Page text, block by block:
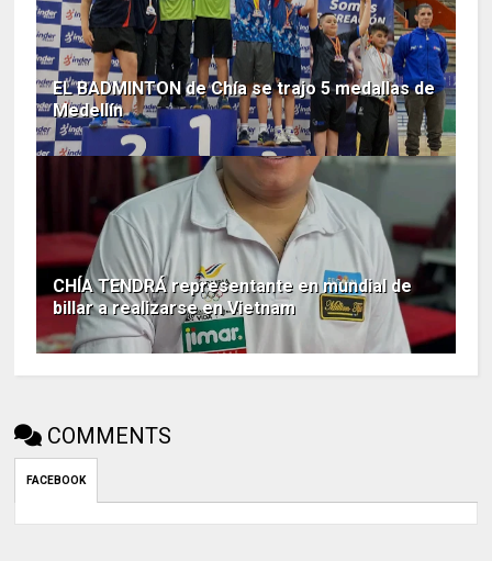
EL BADMINTON de Chía se trajo 5 medallas de
Medellín
CHÍA TENDRÁ representante en mundial de
billar a realizarse en Vietnam
COMMENTS
FACEBOOK